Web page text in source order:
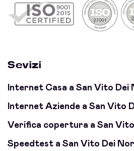
Sevizi
Internet Casa a San Vito Dei
Internet Aziende a San Vito
Verifica copertura a San
Speedtest a San Vito Dei